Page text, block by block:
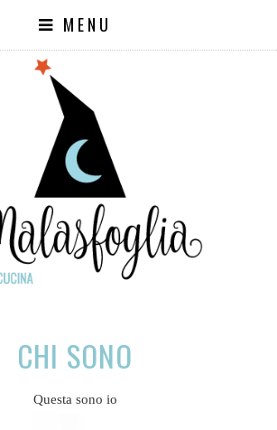
MENU
CHI SONO
Questa sono io